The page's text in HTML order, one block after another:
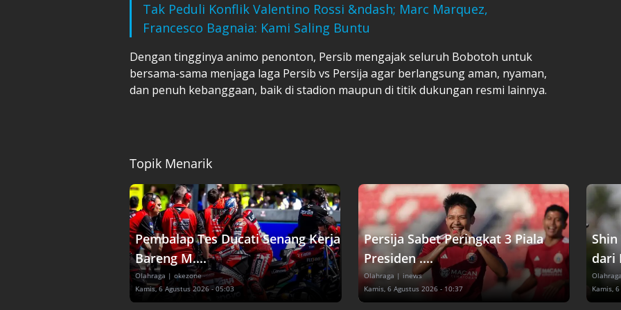
Tak Peduli Konflik Valentino Rossi &ndash; Marc Marquez,
Francesco Bagnaia: Kami Saling Buntu
Dengan tingginya animo penonton, Persib mengajak seluruh Bobotoh untuk
bersama-sama menjaga laga Persib vs Persija agar berlangsung aman, nyaman,
dan penuh kebanggaan, baik di stadion maupun di titik dukungan resmi lainnya.
Topik Menarik
Pembalap Tes Ducati Senang Kerja
Bareng M....
Olahraga | okezone
Kamis, 6 Agustus 2026 - 05:03
Persija Sabet Peringkat 3 Piala
Presiden ....
Olahraga | inews
Kamis, 6 Agustus 2026 - 10:37
dari
Olahraga
Kamis,